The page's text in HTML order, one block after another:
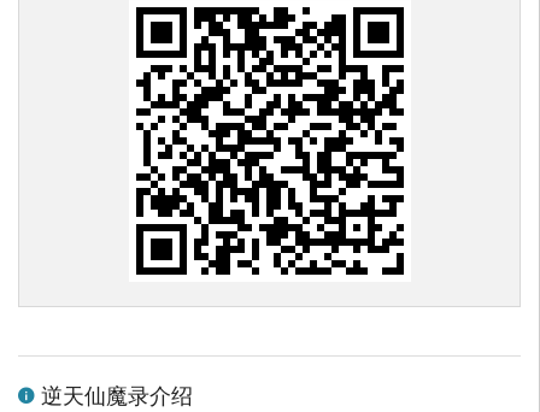
逆天仙魔录介绍